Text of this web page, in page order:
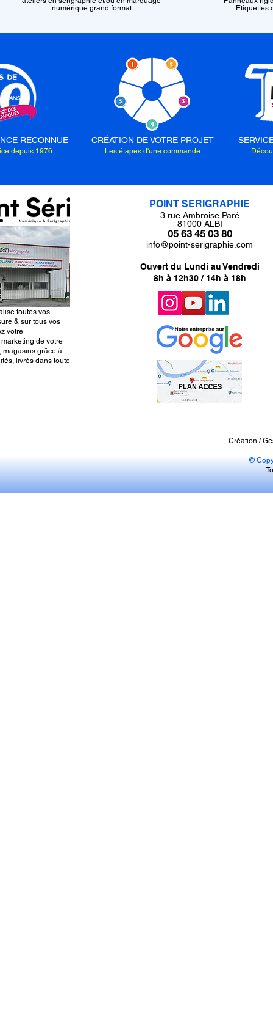
numérique grand format
Etiquettes
RECONNUE
depuis 1976
CRÉATION DE VOTRE PROJET
Les étapes d'une commande
toutes vos
& sur tous vos
votre
de votre
magasins grâce à
livrés dans toute
POINT SERIGRAPHIE
3 rue Ambroise Paré
81000 ALBI
05 63 45 03 80
info@point-serigraphie.com
Ouvert du Lundi au Vendredi
8h à 12h30 / 14h à 18h
Création /
©